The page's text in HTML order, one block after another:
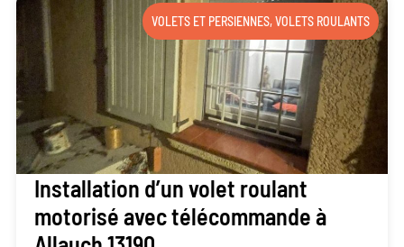
VOLETS ET PERSIENNES,VOLETS ROULANTS
Installation d’un volet roulant
motorisé avec télécommande à